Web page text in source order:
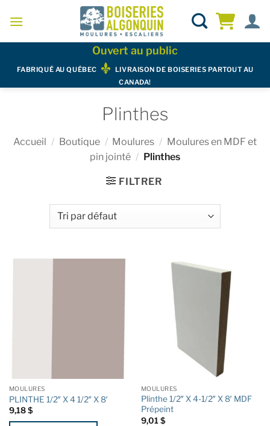
Ouvert au public
FABRIQUÉ AU QUÉBEC
LIVRAISON DE BOISERIES PARTOUT AU
CANADA!
Plinthes
Accueil / Boutique / Moulures / Moulures en MDF et
pin jointé / Plinthes
FILTRER
MOULURES
PLINTHE 1/2″ X 4 1/2″ X 8′
9,18$
MOULURES
Plinthe 1/2″ X 4-1/2″ X 8′ MDF
Prépeint
9,01 $